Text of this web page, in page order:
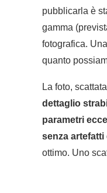
pubblicarla è
gamma
fotografica.
quanto
La foto,
dettaglio
parametri
senza artefatti
ottimo. Uno